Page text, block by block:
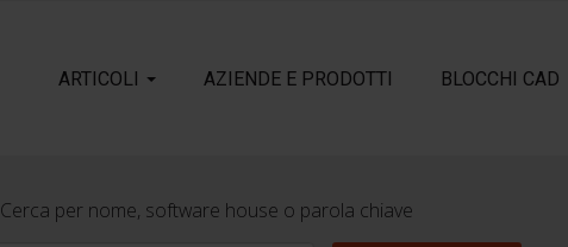
ARTICOLI AZIENDE E PRODOTTI BLOCCHI CAD
Cerca per nome, software house o parola chiave